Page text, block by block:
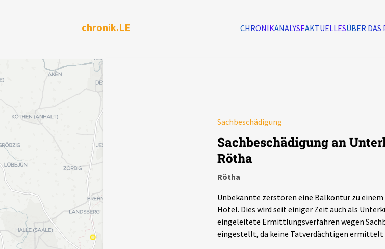
chronik.LE CHRONIKANALYSEAKTUELLESÜBER DAS
Sachbeschädigung
Sachbeschädigung an
Rötha
Rötha
Unbekannte zerstören eine Balkontür zu
Hotel. Dies wird seit einiger Zeit auch als
eingeleitete Ermittlungsverfahren wegen
eingestellt, da keine Tatverdächtigen ermittelt